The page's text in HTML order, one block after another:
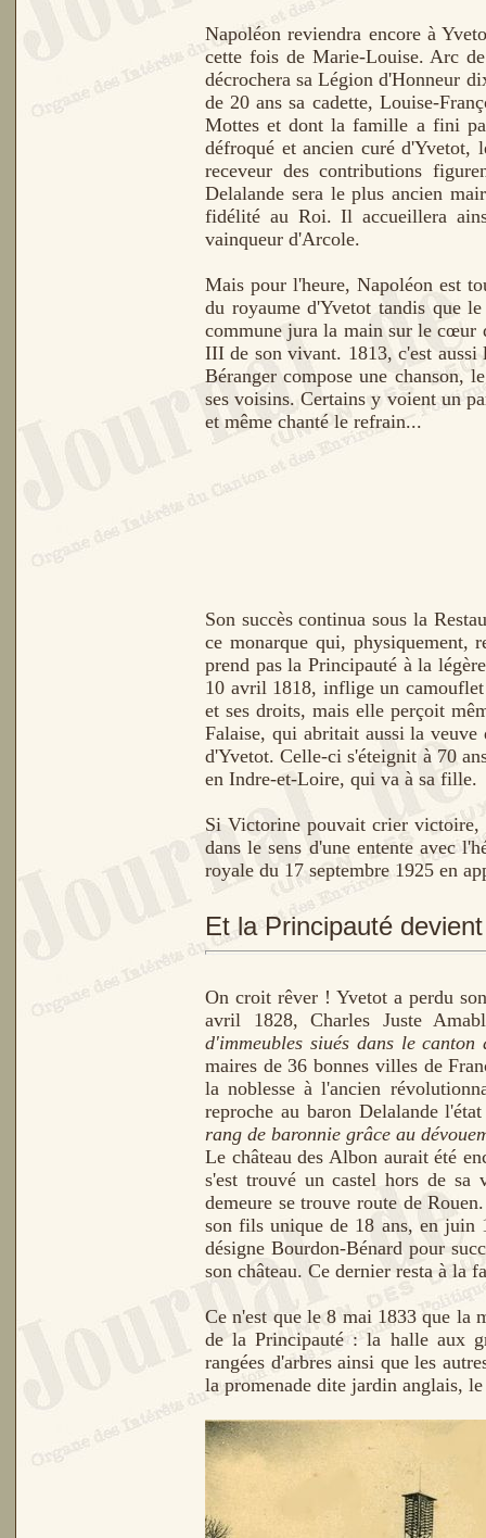
Napoléon reviendra encore à
cette fois de Marie-Louise. Arc
décrochera sa Légion d'Honneur
de 20 ans sa cadette, Louise-
Mottes et dont la famille a fini
défroqué et ancien curé d'Yvetot,
receveur des contributions
Delalande sera le plus ancien
fidélité au Roi. Il accueillera
vainqueur d'Arcole.
Mais pour l'heure, Napoléon est
du royaume d'Yvetot tandis que le
commune jura la main sur le cœur
III de son vivant. 1813, c'est aussi
Béranger compose une chanson,
ses voisins. Certains y voient un
et même chanté le refrain...
Son succès continua sous la
ce monarque qui, physiquement,
prend pas la Principauté à la
10 avril 1818, inflige un
et ses droits, mais elle perçoit
Falaise, qui abritait aussi la
d'Yvetot. Celle-ci s'éteignit à 70
en Indre-et-Loire, qui va à sa fille.
Si Victorine pouvait crier
dans le sens d'une entente avec
royale du 17 septembre 1925 en
Et la Principauté
On croit rêver ! Yvetot a perdu
avril 1828, Charles Juste
d'immeubles siués dans le canton
maires de 36 bonnes villes de
la noblesse à l'ancien
reproche au baron Delalande
rang de baronnie grâce au
Le château des Albon aurait été
s'est trouvé un castel hors de
demeure se trouve route de
son fils unique de 18 ans, en juin
désigne Bourdon-Bénard pour
son château. Ce dernier resta à la
Ce n'est que le 8 mai 1833 que la
de la Principauté : la halle aux
rangées d'arbres ainsi que les
la promenade dite jardin anglais,